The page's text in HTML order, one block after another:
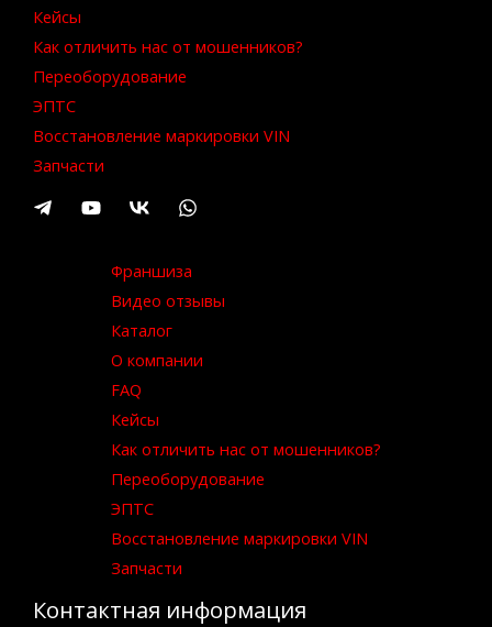
Кейсы
Как отличить нас от мошенников?
Переоборудование
ЭПТС
Восстановление маркировки VIN
Запчасти
Франшиза
Видео отзывы
Каталог
О компании
FAQ
Кейсы
Как отличить нас от мошенников?
Переоборудование
ЭПТС
Восстановление маркировки VIN
Запчасти
Контактная информация